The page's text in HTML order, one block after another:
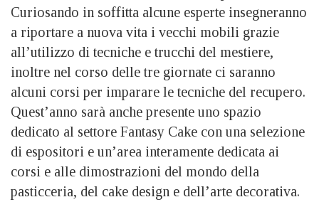
Curiosando in soffitta alcune esperte insegneranno
a riportare a nuova vita i vecchi mobili grazie
all’utilizzo di tecniche e trucchi del mestiere,
inoltre nel corso delle tre giornate ci saranno
alcuni corsi per imparare le tecniche del recupero.
Quest’anno sarà anche presente uno spazio
dedicato al settore Fantasy Cake con una selezione
di espositori e un’area interamente dedicata ai
corsi e alle dimostrazioni del mondo della
pasticceria, del cake design e dell’arte decorativa.